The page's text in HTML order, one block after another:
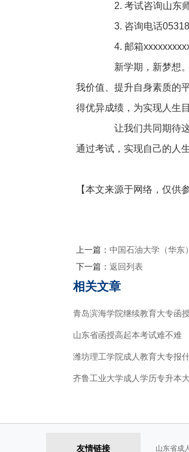
2. 考试咨询山东师
3. 咨询电话
4. 邮箱
新学期，新梦想。
我价值、提升自身素质的
得优异成绩，为实现人生
让我们共同期待这
通过考试，实现自己的人
【本文来源于网络，仅供
上一篇： 中国石油大学（华东
下一篇： 返回列表
相关文章
青岛滨海学院继续教育大专函
山东省函授高起本考试难不难
潍坊理工学院成人教育大专报
齐鲁工业大学成人学历专升本
友情链接 山东省成